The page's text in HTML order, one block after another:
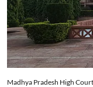
Madhya Pradesh High